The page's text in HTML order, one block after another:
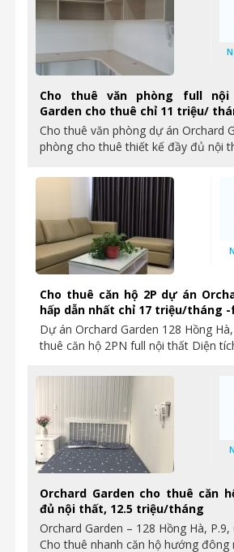
Cho thuê văn phòng full nội
Garden cho thuê chỉ 11 triệu/
Cho thuê văn phòng dự án Orchard
phòng cho thuê thiết kế đầy đủ nội
Cho thuê căn hộ 2P dự án
hấp dẫn nhất chỉ 17 triệu/tháng
Dự án Orchard Garden 128 Hồng
thuê căn hộ 2PN full nội thất Diện
Orchard Garden cho thuê căn
đủ nội thất, 12.5 triệu/tháng
Orchard Garden – 128 Hồng Hà, P.9,
Cho thuê nhanh căn hộ hướng đông